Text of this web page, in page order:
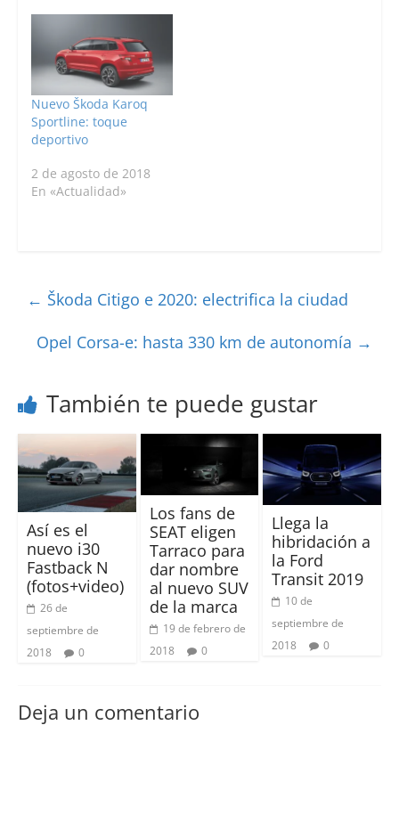
recibe un “look” más
campero con vista a
alguna salida fuera de
la carretera.…
Nuevo Škoda Karoq
Sportline: toque
deportivo
2 de agosto de 2018
En «Actualidad»
← Škoda Citigo e 2020: electrifica la ciudad
Opel Corsa-e: hasta 330 km de autonomía →
También te puede gustar
Así es el
nuevo i30
Fastback N
(fotos+video)
26 de
septiembre de
2018
0
Los fans de
SEAT eligen
Tarraco para
dar nombre
al nuevo SUV
de la marca
19 de febrero de
2018
0
Llega la
hibridación a
la Ford
Transit 2019
10 de
septiembre de
2018
0
Deja un comentario